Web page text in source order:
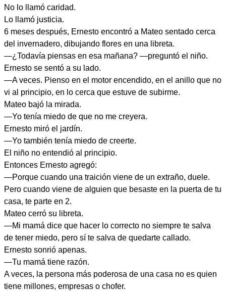
No lo llamó caridad.
Lo llamó justicia.
6 meses después, Ernesto encontró a Mateo sentado cerca
del invernadero, dibujando flores en una libreta.
—¿Todavía piensas en esa mañana? —preguntó el niño.
Ernesto se sentó a su lado.
—A veces. Pienso en el motor encendido, en el anillo que no
vi al principio, en lo cerca que estuve de subirme.
Mateo bajó la mirada.
—Yo tenía miedo de que no me creyera.
Ernesto miró el jardín.
—Yo también tenía miedo de creerte.
El niño no entendió al principio.
Entonces Ernesto agregó:
—Porque cuando una traición viene de un extraño, duele.
Pero cuando viene de alguien que besaste en la puerta de tu
casa, te parte en 2.
Mateo cerró su libreta.
—Mi mamá dice que hacer lo correcto no siempre te salva
de tener miedo, pero sí te salva de quedarte callado.
Ernesto sonrió apenas.
—Tu mamá tiene razón.
A veces, la persona más poderosa de una casa no es quien
tiene millones, empresas o chofer.